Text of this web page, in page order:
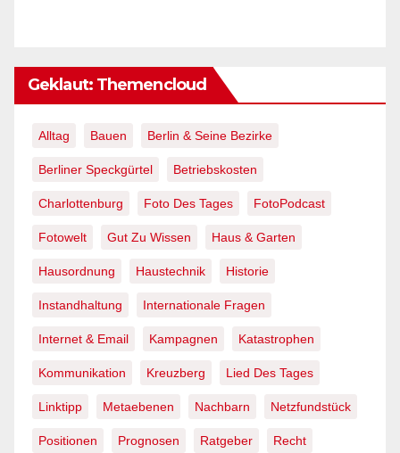
Geklaut: Themencloud
Alltag Bauen Berlin & Seine Bezirke
Berliner Speckgürtel Betriebskosten
Charlottenburg Foto Des Tages FotoPodcast
Fotowelt Gut Zu Wissen Haus & Garten
Hausordnung Haustechnik Historie
Instandhaltung Internationale Fragen
Internet & Email Kampagnen Katastrophen
Kommunikation Kreuzberg Lied Des Tages
Linktipp Metaebenen Nachbarn Netzfundstück
Positionen Prognosen Ratgeber Recht